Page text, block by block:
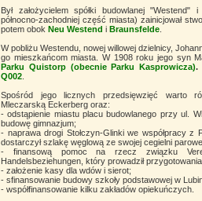
Był założycielem spółki budowlanej
północno-zachodniej część miasta) zainicjował
potem obok Neu Westend i Braunsfelde
W pobliżu Westendu, nowej willowej dzielnicy,
go mieszkańcom miasta. W 1908 roku jego syn
Parku Quistorp (obecnie Parku Kasprowicza).
Q002
Spośród jego licznych przedsięwzięć warto
Mleczarską Eckerberg oraz:
- odstąpienie miastu placu budowlanego przy ul.
budowę gimnazjum;
- naprawa drogi Stołczyn-Glinki we współpracy z
dostarczył szlakę węglową ze swojej cegielni
- finansową pomoc na rzecz związku
Handelsbeziehungen, który prowadził
- założenie kasy dla wdów i sierot;
- sfinansowanie budowy szkoły podstawowej w
- współfinansowanie kilku zakładów opiekuńczych.